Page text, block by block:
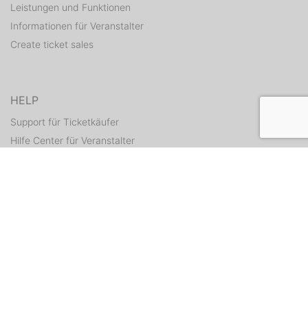
Leistungen und Funktionen
Informationen für Veranstalter
Create ticket sales
HELP
Support für Ticketkäufer
Hilfe Center für Veranstalter